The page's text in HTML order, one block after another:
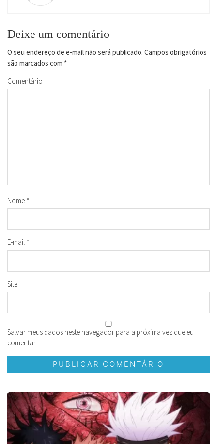
Deixe um comentário
O seu endereço de e-mail não será publicado. Campos obrigatórios
são marcados com *
Comentário
Nome *
E-mail *
Site
Salvar meus dados neste navegador para a próxima vez que eu
comentar.